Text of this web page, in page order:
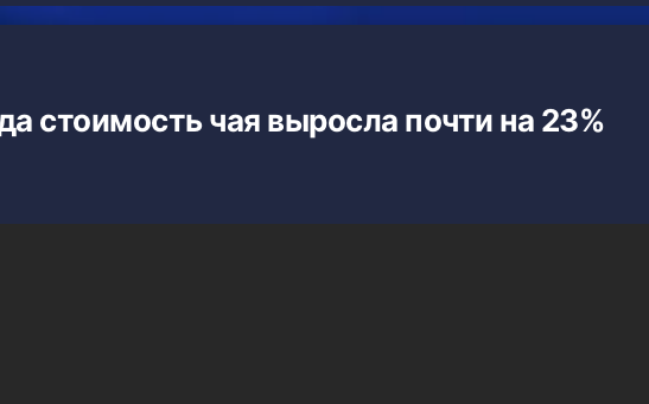
стоимость чая выросла почти на 23%